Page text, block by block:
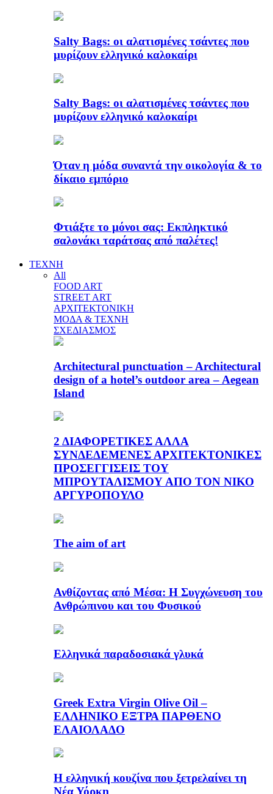
Salty Bags: οι αλατισμένες τσάντες που
μυρίζουν ελληνικό καλοκαίρι
Salty Bags: οι αλατισμένες τσάντες που
μυρίζουν ελληνικό καλοκαίρι
Όταν η μόδα συναντά την οικολογία & το
δίκαιο εμπόριο
Φτιάξτε το μόνοι σας: Εκπληκτικό
σαλονάκι ταράτσας από παλέτες!
ΤΕΧΝΗ
All
FOOD ART
STREET ART
ΑΡΧΙΤΕΚΤΟΝΙΚΗ
ΜΟΔΑ & ΤΕΧΝΗ
ΣΧΕΔΙΑΣΜΟΣ
Architectural punctuation – Architectural
design of a hotel’s outdoor area – Aegean
Island
2 ΔΙΑΦΟΡΕΤΙΚΕΣ ΑΛΛΑ
ΣΥΝΔΕΔΕΜΕΝΕΣ ΑΡΧΙΤΕΚΤΟΝΙΚΕΣ
ΠΡΟΣΕΓΓΙΣΕΙΣ ΤΟΥ
ΜΠΡΟΥΤΑΛΙΣΜΟΥ ΑΠΟ ΤΟΝ ΝΙΚΟ
ΑΡΓΥΡΟΠΟΥΛΟ
The aim of art
Ανθίζοντας από Μέσα: Η Συγχώνευση του
Ανθρώπινου και του Φυσικού
Ελληνικά παραδοσιακά γλυκά
Greek Extra Virgin Olive Oil –
ΕΛΛΗΝΙΚΟ ΕΞΤΡΑ ΠΑΡΘΕΝΟ
ΕΛΑΙΟΛΑΔΟ
Η ελληνική κουζίνα που ξετρελαίνει τη
Νέα Υόρκη